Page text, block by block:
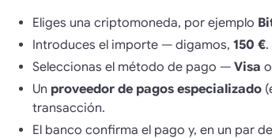
Eliges una criptomoneda, por ejemplo
Introduces el importe — digamos, 150 €.
Seleccionas el método de pago — Visa o
Un proveedor de pagos especializado
transacción.
El banco confirma el pago y, en un par